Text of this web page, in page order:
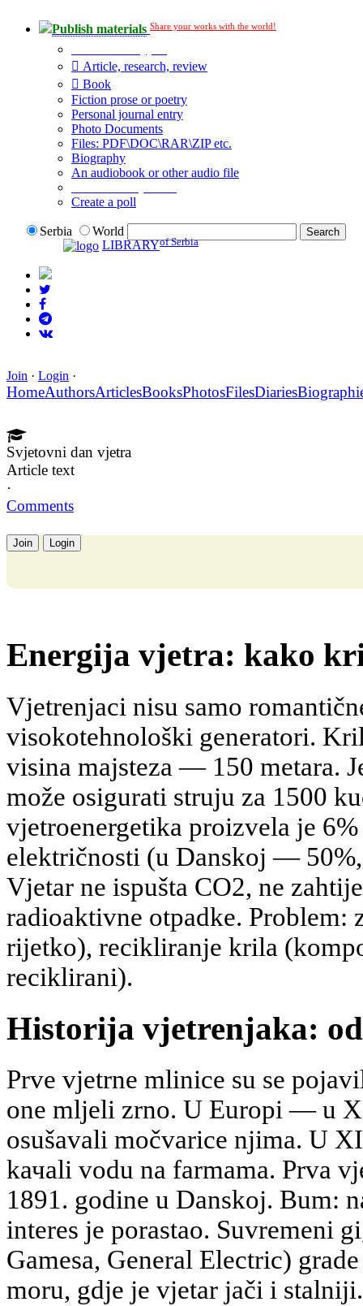
Publish materials Share your works with the world!
Article, research, review
Book
Fiction prose or poetry
Personal journal entry
Photo Documents
Files: PDF\DOC\RAR\ZIP etc.
Biography
An audiobook or other audio file
Create a poll
Serbia
World
LIBRARYof Serbia
Join · Login ·
HomeAuthorsArticlesBooksPhotosFilesDiaries
Svjetovni dan vjetra
Article text
·
Comments
Join Login
Energija vjetra: kako
Vjetrenjaci nisu samo
visokotehnološki generatori.
visina majsteza — 150 metara.
može osigurati struju za 1500
vjetroenergetika proizvela je
električnosti (u Danskoj —
Vjetar ne ispušta CO2, ne
radioaktivne otpadke. Problem:
rijetko), recikliranje krila
reciklirani).
Historija vjetrenjaka:
Prve vjetrne mlinice su se
one mljeli zrno. U Europi — u
osušavali močvarice njima. U
kачali vodu na farmama. Prva
1891. godine u Danskoj. Bum:
interes je porastao. Suvremeni
Gamesa, General Electric)
moru, gdje je vjetar jači i stalniji.